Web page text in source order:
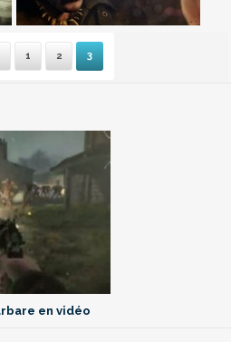
Précédente
1 2 3
en vidéo